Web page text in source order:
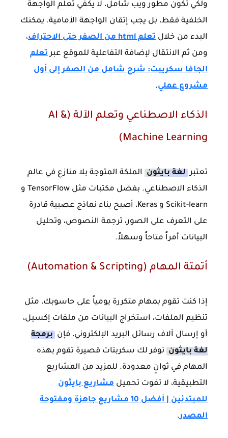
ولكي تكون مطور ويب شامل، لا يكفي تعلم الواجهة
الخلفية فقط، بل يجب إتقان الواجهة الأمامية. يمكنك
البدء من خلال تعلم html من الصفر حتى الاحتراف
،
ومن ثم الانتقال لإضافة التفاعلية للموقع عبرتعلم
الجافا سكريبت: شرح شامل من الصفر إلى أول
مشروع عملي.
الذكاء الاصطناعي وتعلم الآلة (AI &
Machine Learning)
تعتبر لغة بايثون
الملكة المتوجة بلا منازع في عالم
الذكاء الاصطناعي. بفضل مكتبات مثل TensorFlow و
Scikit-learn و Keras، أصبح بناء نماذج عصبية قادرة
على التعرف على الصور، ترجمة النصوص، وتحليل
البيانات أمراً متاحاً وسهلاً.
أتمتة المهام (Automation & Scripting)
إذا كنت تقوم بمهام متكررة يومياً على حاسوبك، مثل
تنظيم الملفات، استخراج البيانات من ملفات إكسيل،
أو إرسال آلاف رسائل البريد الإلكتروني، فإن برمجة
لغة بايثون توفر لك سكربتات قصيرة تقوم بهذه
المهام في ثوانٍ معدودة. للمزيد من المشاريع
التطبيقية، لا تفوت تحميل مشاريع بايثون
للمبتدئين | أفضل 10 مشاريع جاهزة ومفتوحة
المصدر.